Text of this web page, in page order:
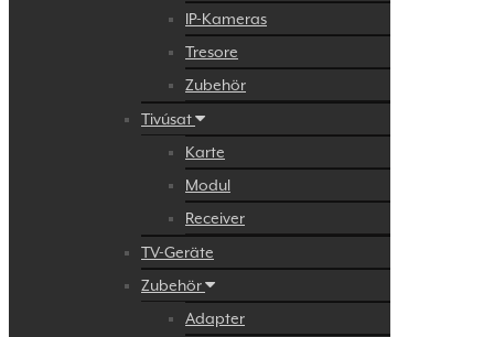
IP-Kameras
Tresore
Zubehör
Tivúsat
Karte
Modul
Receiver
TV-Geräte
Zubehör
Adapter